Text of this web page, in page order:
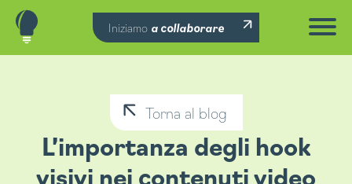
Iniziamo a collaborare
Torna al blog
L’importanza degli hook
visivi nei contenuti video